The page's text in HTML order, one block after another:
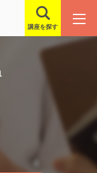
講座を探す